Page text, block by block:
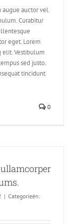
auctor vel.
Curabitur
eget. Lorem
elit. Vestibulum
sed justo.
tincidunt
0
| Categorieën: